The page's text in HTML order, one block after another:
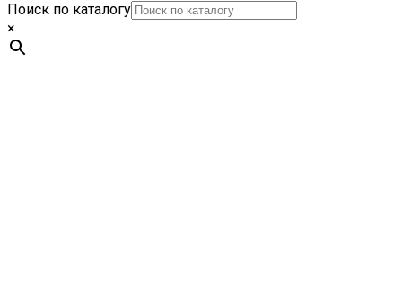
Поиск по каталогу
×